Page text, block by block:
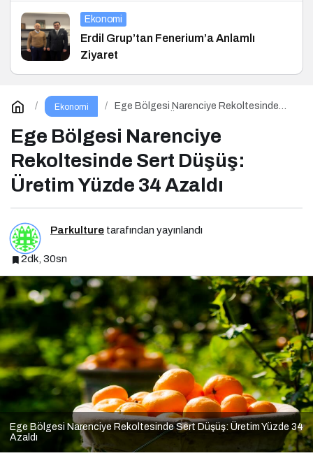
Ekonomi
Erdil Grup’tan Fenerium’a Anlamlı
Ziyaret
Ekonomi
Ege Bölgesi Narenciye Rekoltesinde
Ege Bölgesi Narenciye
Rekoltesinde Sert Düşüş:
Üretim Yüzde 34 Azaldı
Parkulture tarafından yayınlandı
2dk, 30sn
Ege Bölgesi Narenciye Rekoltesinde Sert Düşüş: Üretim Yüzde 34
Azaldı